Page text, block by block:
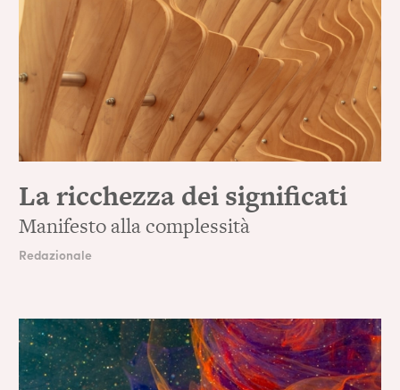
La ricchezza dei significati
Manifesto alla complessità
Redazionale